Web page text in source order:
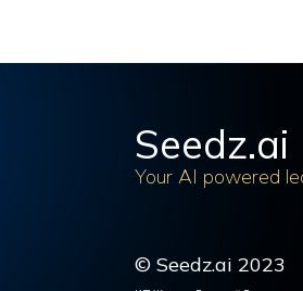
Seedz.ai
Your AI powered
© Seedz.ai 2023